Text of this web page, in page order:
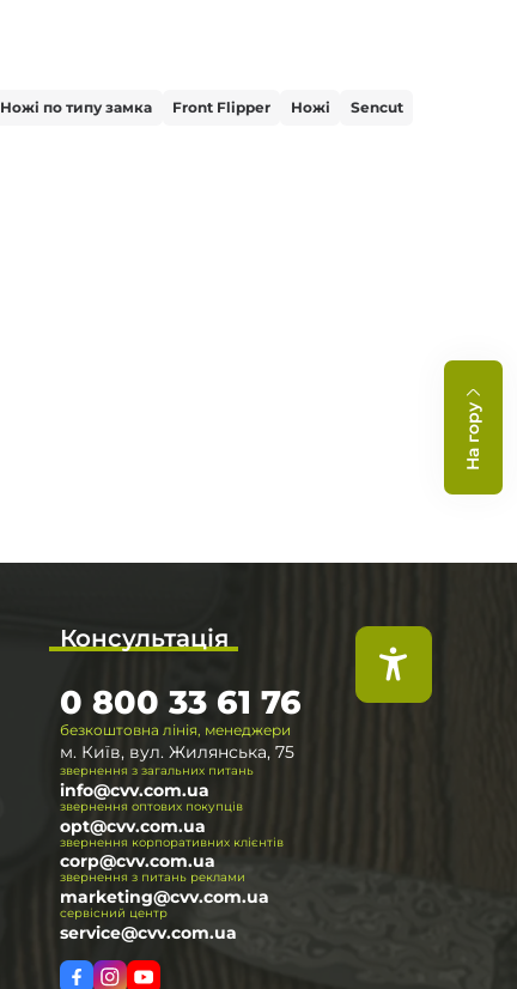
Ножі по типу замка Front Flipper Ножі Sencut
На гору
Консультація
безкоштовна лінія, менеджери
0 800 33 61 76
м. Київ, вул. Жилянська, 75
звернення з загальних питань
info@cvv.com.ua
звернення оптових покупців
opt@cvv.com.ua
звернення корпоративних клієнтів
corp@cvv.com.ua
звернення з питань реклами
marketing@cvv.com.ua
сервісний центр
service@cvv.com.ua